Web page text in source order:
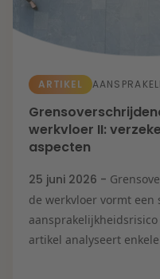
ARTIKEL
werkvloer II:
aspecten
25 juni 2026 -
de werkvloer vormt
artikel analyseert